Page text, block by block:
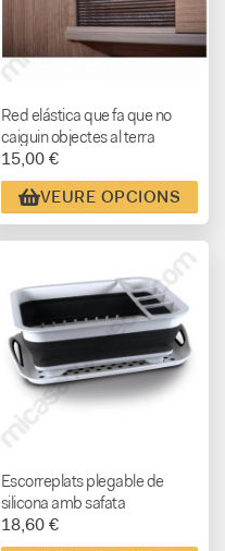
Red elástica que fa que no
caiguin objectes al terra
15,00 €
VEURE OPCIONS
Escorreplats plegable de
silicona amb safata
18,60 €